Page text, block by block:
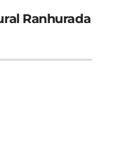
Ranhurada